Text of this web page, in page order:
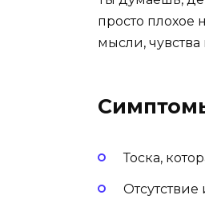
просто плохое
мысли,
Тоска,